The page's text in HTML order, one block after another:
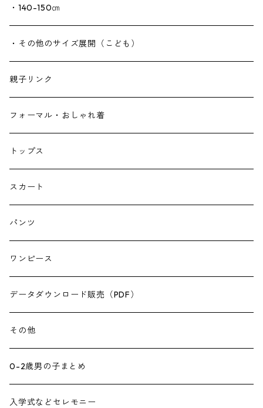
・140-150㎝
・その他のサイズ展開（こども）
親子リンク
フォーマル・おしゃれ着
トップス
スカート
パンツ
ワンピース
データダウンロード販売（PDF）
その他
0-2歳男の子まとめ
入学式などセレモニー